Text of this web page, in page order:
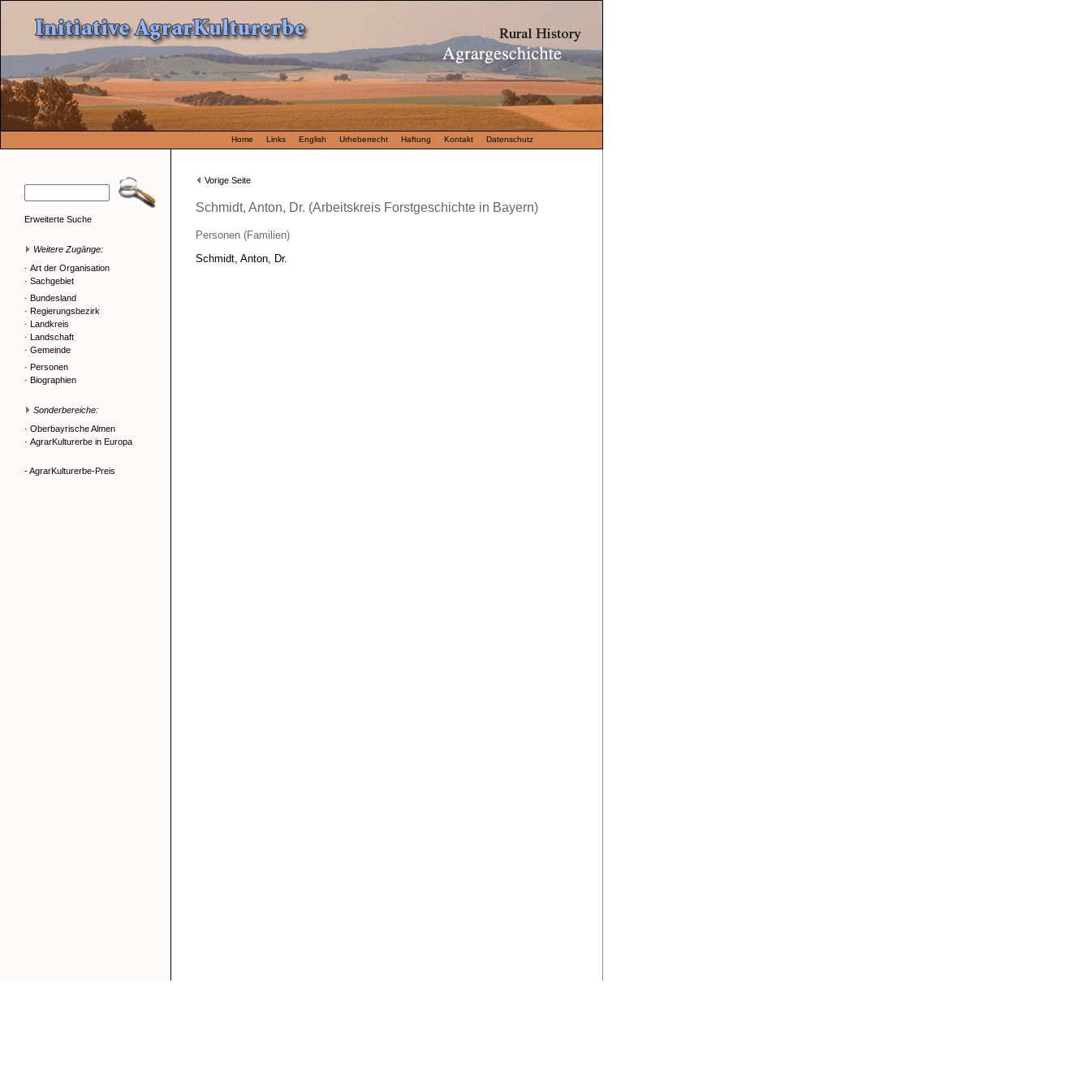
Home Links English Urheberrecht Haftung Kontakt Datenschutz
Erweiterte Suche
Weitere Zugänge:
· Art der Organisation
· Sachgebiet
· Bundesland
· Regierungsbezirk
· Landkreis
· Landschaft
· Gemeinde
· Personen
· Biographien
Sonderbereiche:
· Oberbayrische Almen
· AgrarKulturerbe in Europa
- AgrarKulturerbe-Preis
Vorige Seite
Schmidt, Anton, Dr. (Arbeitskreis Forstgeschichte in Bayern)
Personen (Familien)
Schmidt, Anton, Dr.